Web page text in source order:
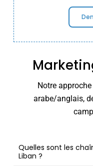
Notre
arabe/anglais,
Quelles sont les
Liban ?